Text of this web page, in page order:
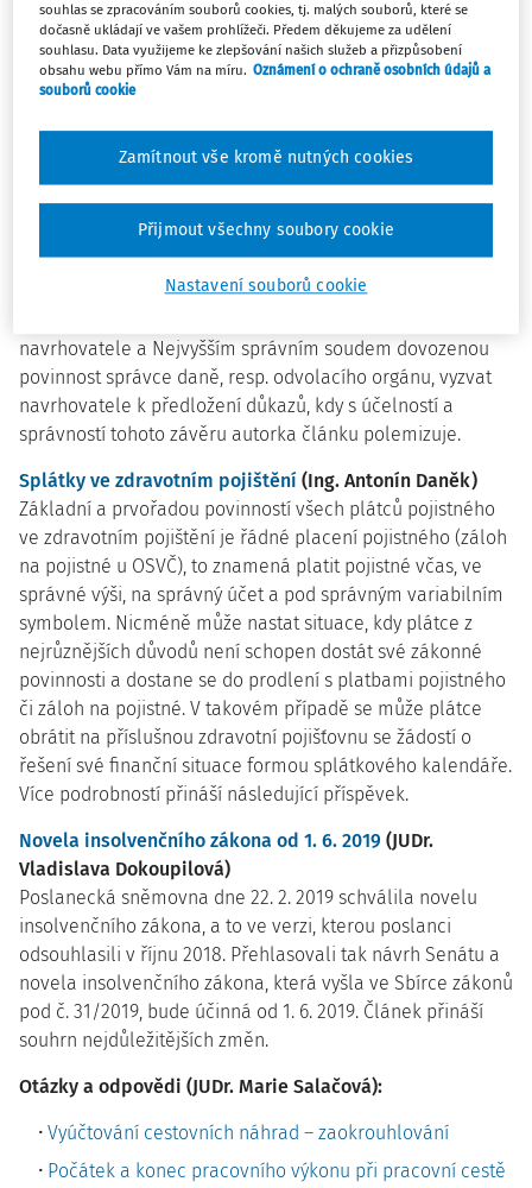
Daně jako vedlejší pořizovací náklady ve vstupní ceně
dlouhodobého majetku(Ing. Otakar Machala)
V článku se zaměříme na otázky účetního a daňového
posouzení daní, jež nějakým způsobem souvisí s
(dlouhodobým) hmotným a nehmotným majetkem, a jejich
eventuálního zahrnutí do ocenění tohoto majetku.
Povinnost správce daně vyzvat navrhovatele k
předložení důkazů v řízení o návrhu na vyloučení
majetku z daňové exekuce(Mgr. Klára Koukalová)
Tento článek se zaměřuje na řízení o návrhu na vyloučení
navrhovatele a Nejvyšším správním soudem dovozenou
povinnost správce daně, resp. odvolacího orgánu, vyzvat
navrhovatele k předložení důkazů, kdy s účelností a
správností tohoto závěru autorka článku polemizuje.
Splátky ve zdravotním pojištění (Ing. Antonín Daněk)
Základní a prvořadou povinností všech plátců pojistného
ve zdravotním pojištění je řádné placení pojistného (záloh
na pojistné u OSVČ), to znamená platit pojistné včas, ve
správné výši, na správný účet a pod správným variabilním
symbolem. Nicméně může nastat situace, kdy plátce z
nejrůznějších důvodů není schopen dostát své zákonné
povinnosti a dostane se do prodlení s platbami pojistného
či záloh na pojistné. V takovém případě se může plátce
obrátit na příslušnou zdravotní pojišťovnu se žádostí o
řešení své finanční situace formou splátkového kalendáře.
Více podrobností přináší následující příspěvek.
Novela insolvenčního zákona od 1. 6. 2019 (JUDr.
Vladislava Dokoupilová)
Poslanecká sněmovna dne 22. 2. 2019 schválila novelu
insolvenčního zákona, a to ve verzi, kterou poslanci
odsouhlasili v říjnu 2018. Přehlasovali tak návrh Senátu a
novela insolvenčního zákona, která vyšla ve Sbírce zákonů
pod č. 31/2019, bude účinná od 1. 6. 2019. Článek přináší
souhrn nejdůležitějších změn.
Otázky a odpovědi (JUDr. Marie Salačová):
Vyúčtování cestovních náhrad – zaokrouhlování
Počátek a konec pracovního výkonu při pracovní cestě
souhlas se zpracováním souborů cookies, tj. malých souborů, které se
dočasně ukládají ve vašem prohlížeči. Předem děkujeme za udělení
souhlasu. Data využijeme ke zlepšování našich služeb a přizpůsobení
obsahu webu přímo Vám na míru. Oznámení o ochraně osobních údajů a
souborů cookie
Nastavení souborů cookie
Zamítnout vše kromě nutných cookies
Přijmout všechny soubory cookie